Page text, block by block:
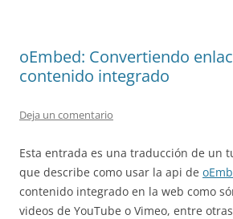
oEmbed: Convertiendo
contenido integrado
Deja un comentario
Esta entrada es una traducción de un
que describe como usar la api de
contenido integrado en la web como
videos de YouTube o Vimeo, entre